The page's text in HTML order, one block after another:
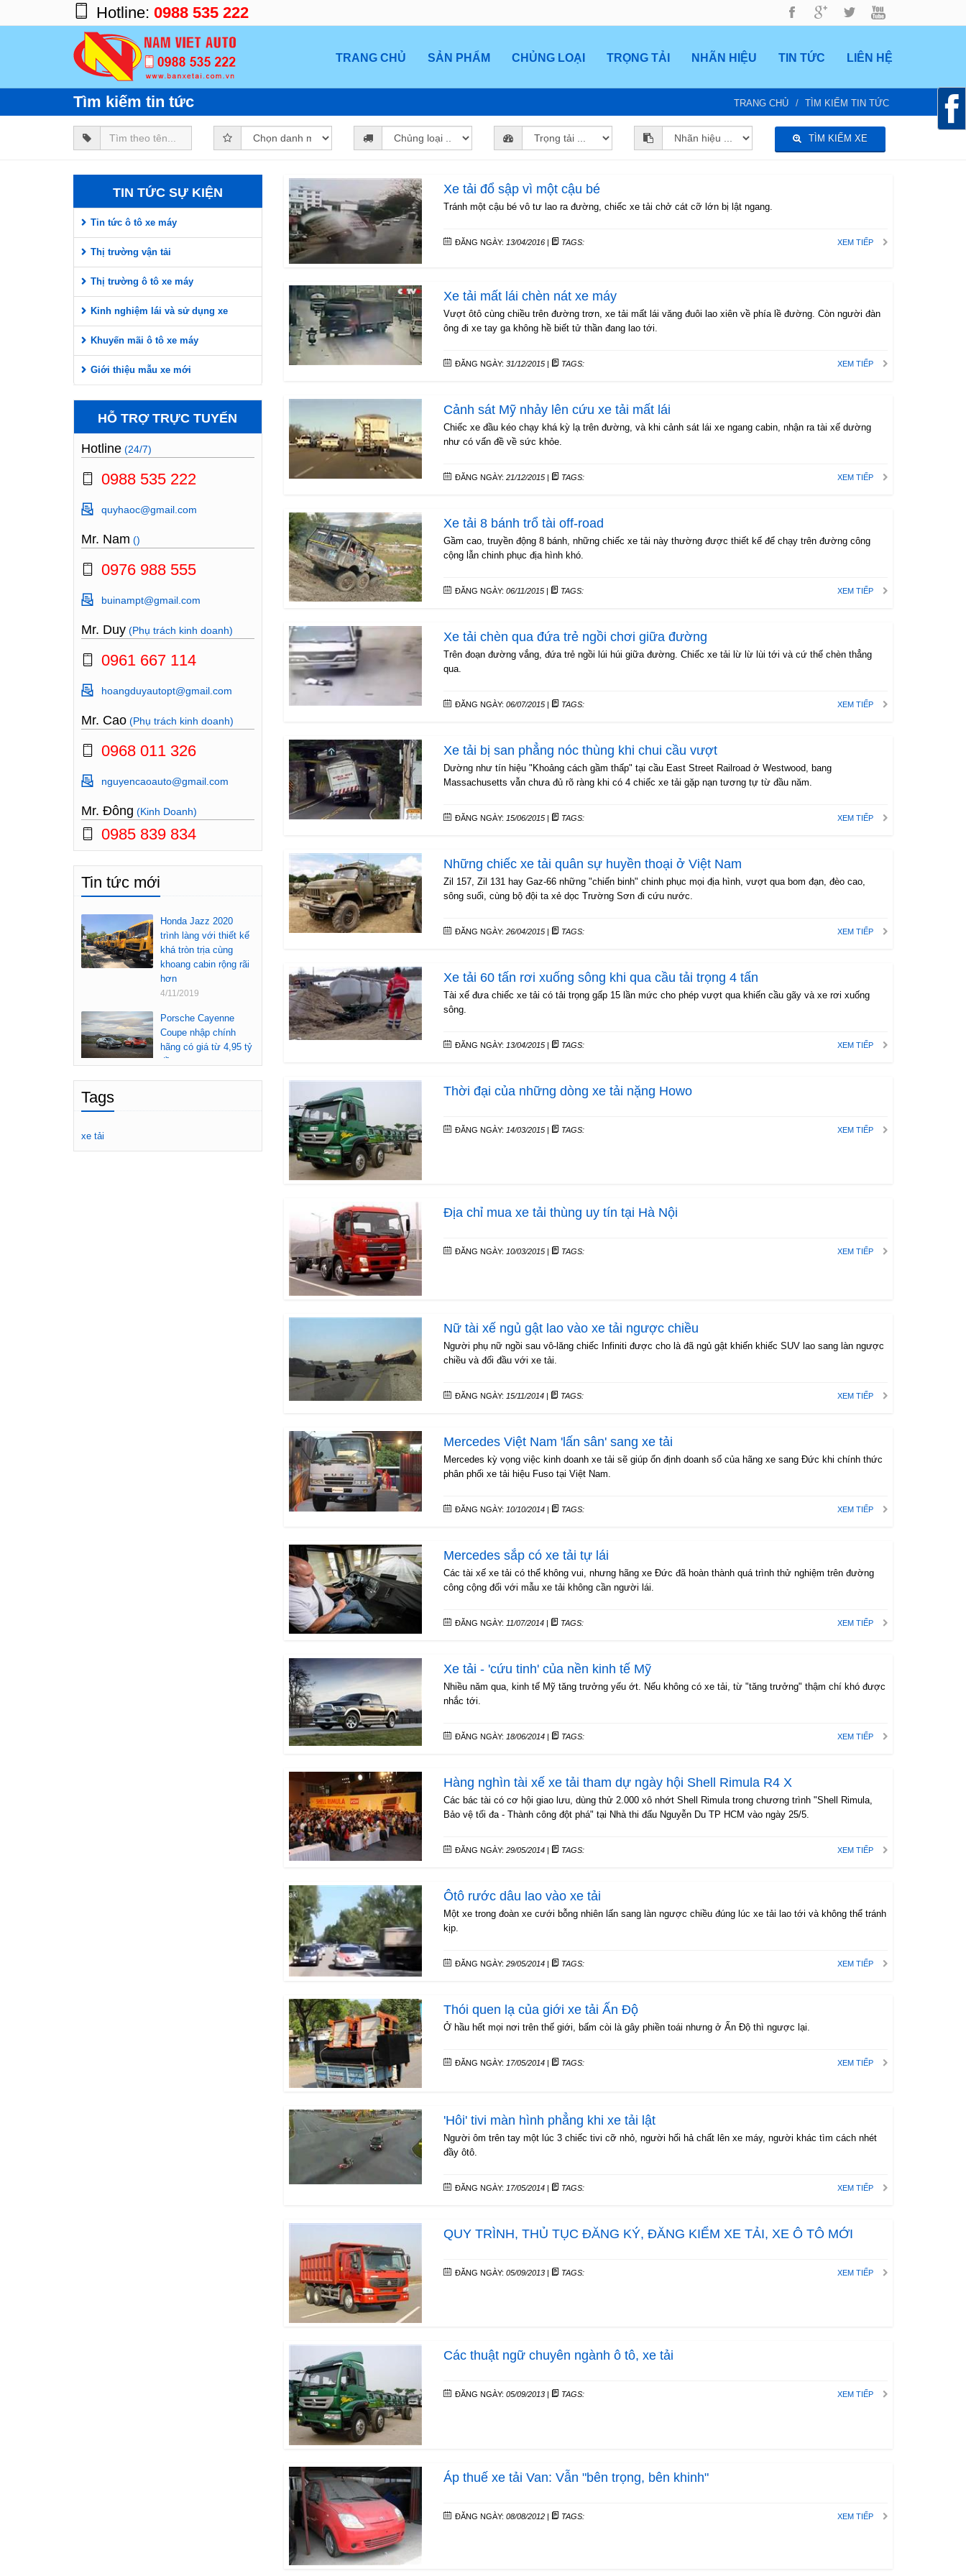
Hotline: 0988 535 222
TRANG CHỦ SẢN PHẨM CHỦNG LOẠI TRỌNG TẢI NHÃN HIỆU TIN TỨC LIÊN HỆ
Tìm kiếm tin tức TRANG CHỦ TÌM KIẾM TIN TỨC
TÌM KIẾM XE
TIN TỨC SỰ KIỆN
Tin tức ô tô xe máy
Thị trường vận tải
Thị trường ô tô xe máy
Kinh nghiệm lái và sử dụng xe
Khuyến mãi ô tô xe máy
Giới thiệu mẫu xe mới
HỖ TRỢ TRỰC TUYẾN
Hotline (24/7)
0988 535 222
quyhaoc@gmail.com
Mr. Nam ()
0976 988 555
buinampt@gmail.com
Mr. Duy (Phụ trách kinh doanh)
0961 667 114
hoangduyautopt@gmail.com
Mr. Cao (Phụ trách kinh doanh)
0968 011 326
nguyencaoauto@gmail.com
Mr. Đông (Kinh Doanh)
0985 839 834
Tin tức mới
Honda Jazz 2020
trình làng với thiết kế
khá tròn trịa cùng
khoang cabin rộng rãi
hơn
4/11/2019
Porsche Cayenne
Coupe nhập chính
hãng có giá từ 4,95 tỷ
đồng
Tags
xe tải
Xe tải đổ sập vì một cậu bé
Tránh một cậu bé vô tư lao ra đường, chiếc xe tải chở cát cỡ lớn bị lật ngang.
ĐĂNG NGÀY: 13/04/2016 | TAGS: XEM TIẾP
Xe tải mất lái chèn nát xe máy
Vượt ôtô cùng chiều trên đường trơn, xe tải mất lái văng đuôi lao xiên về phía lề đường. Còn người đàn
ông đi xe tay ga không hề biết tử thần đang lao tới.
ĐĂNG NGÀY:31/12/2015 | TAGS: XEM TIẾP
Cảnh sát Mỹ nhảy lên cứu xe tải mất lái
Chiếc xe đầu kéo chạy khá kỳ lạ trên đường, và khi cảnh sát lái xe ngang cabin, nhận ra tài xế dường
như có vấn đề về sức khỏe.
ĐĂNG NGÀY:21/12/2015 | TAGS: XEM TIẾP
Xe tải 8 bánh trổ tài off-road
Gầm cao, truyền động 8 bánh, những chiếc xe tải này thường được thiết kế để chạy trên đường công
cộng lẫn chinh phục địa hình khó.
ĐĂNG NGÀY:06/11/2015 | TAGS: XEM TIẾP
Xe tải chèn qua đứa trẻ ngồi chơi giữa đường
Trên đoạn đường vắng, đứa trẻ ngồi lúi húi giữa đường. Chiếc xe tải lừ lừ lùi tới và cứ thế chèn thẳng
qua.
ĐĂNG NGÀY:06/07/2015 | TAGS: XEM TIẾP
Xe tải bị san phẳng nóc thùng khi chui cầu vượt
Dường như tín hiệu "Khoảng cách gầm thấp" tại cầu East Street Railroad ở Westwood, bang
Massachusetts vẫn chưa đủ rõ ràng khi có 4 chiếc xe tải gặp nạn tương tự từ đầu năm.
ĐĂNG NGÀY: 15/06/2015 | TAGS: XEM TIẾP
Những chiếc xe tải quân sự huyền thoại ở Việt Nam
Zil 157, Zil 131 hay Gaz-66 những "chiến binh" chinh phục mọi địa hình, vượt qua bom đạn, đèo cao,
sông suối, cùng bộ đội ta xẻ dọc Trường Sơn đi cứu nước.
ĐĂNG NGÀY:26/04/2015 | TAGS: XEM TIẾP
Xe tải 60 tấn rơi xuống sông khi qua cầu tải trọng 4 tấn
Tài xế đưa chiếc xe tải có tải trọng gấp 15 lần mức cho phép vượt qua khiến cầu gãy và xe rơi xuống
sông.
ĐĂNG NGÀY: 13/04/2015 | TAGS: XEM TIẾP
Thời đại của những dòng xe tải nặng Howo
ĐĂNG NGÀY: 14/03/2015 | TAGS: XEM TIẾP
Địa chỉ mua xe tải thùng uy tín tại Hà Nội
ĐĂNG NGÀY: 10/03/2015 TAGS: XEM TIẾP
Nữ tài xế ngủ gật lao vào xe tải ngược chiều
Người phụ nữ ngồi sau vô-lăng chiếc Infiniti được cho là đã ngủ gật khiến khiếc SUV lao sang làn ngược
chiều và đối đầu với xe tải.
ĐĂNG NGÀY: 15/11/2014 TAGS: XEM TIẾP
Mercedes Việt Nam 'lấn sân' sang xe tải
Mercedes kỳ vọng việc kinh doanh xe tải sẽ giúp ổn định doanh số của hãng xe sang Đức khi chính thức
phân phối xe tải hiệu Fuso tại Việt Nam.
ĐĂNG NGÀY: 10/10/2014 TAGS: XEM TIẾP
Mercedes sắp có xe tải tự lái
Các tài xế xe tải có thể không vui, nhưng hãng xe Đức đã hoàn thành quá trình thử nghiệm trên đường
công cộng đối với mẫu xe tải không cần người lái.
ĐĂNG NGÀY: 11/07/2014 TAGS: XEM TIẾP
Xe tải - 'cứu tinh' của nền kinh tế Mỹ
Nhiều năm qua, kinh tế Mỹ tăng trưởng yếu ớt. Nếu không có xe tải, từ "tăng trưởng" thậm chí khó được
nhắc tới.
ĐĂNG NGÀY: 18/06/2014 TAGS: XEM TIẾP
Hàng nghìn tài xế xe tải tham dự ngày hội Shell Rimula R4 X
Các bác tài có cơ hội giao lưu, dùng thử 2.000 xô nhớt Shell Rimula trong chương trình "Shell Rimula,
Bảo vệ tối đa - Thành công đột phá" tại Nhà thi đấu Nguyễn Du TP HCM vào ngày 25/5.
ĐĂNG NGÀY:29/05/2014 TAGS: XEM TIẾP
Ôtô rước dâu lao vào xe tải
Một xe trong đoàn xe cưới bỗng nhiên lấn sang làn ngược chiều đúng lúc xe tải lao tới và không thể tránh
kịp.
ĐĂNG NGÀY:29/05/2014 TAGS: XEM TIẾP
Thói quen lạ của giới xe tải Ấn Độ
Ở hầu hết mọi nơi trên thế giới, bấm còi là gây phiền toái nhưng ở Ấn Độ thì ngược lại.
ĐĂNG NGÀY: 17/05/2014 TAGS: XEM TIẾP
'Hôi' tivi màn hình phẳng khi xe tải lật
Người ôm trên tay một lúc 3 chiếc tivi cỡ nhỏ, người hối hả chất lên xe máy, người khác tìm cách nhét
đầy ôtô.
ĐĂNG NGÀY: 17/05/2014 | TAGS: XEM TIẾP
QUY TRÌNH, THỦ TỤC ĐĂNG KÝ, ĐĂNG KIỂM XE TẢI, XE Ô TÔ MỚI
ĐĂNG NGÀY:05/09/2013 | TAGS: XEM TIẾP
Các thuật ngữ chuyên ngành ô tô, xe tải
ĐĂNG NGÀY:05/09/2013 TAGS: XEM TIẾP
Áp thuế xe tải Van: Vẫn "bên trọng, bên khinh"
ĐĂNG NGÀY:08/08/2012 | TAGS: XEM TIẾP